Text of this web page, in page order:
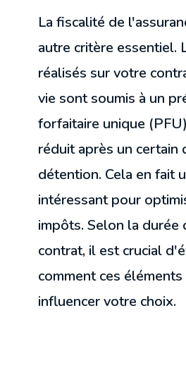
La fiscalité de
autre critère essentiel.
réalisés sur votre
vie sont soumis à un
forfaitaire unique
réduit après un certain
détention. Cela en fait
intéressant pour
impôts. Selon la durée
contrat, il est crucial
comment ces
influencer votre choix.